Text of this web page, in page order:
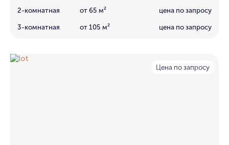
2-комнатная от 65 м² цена по запросу
3-комнатная от 105 м² цена по запросу
Цена по запросу